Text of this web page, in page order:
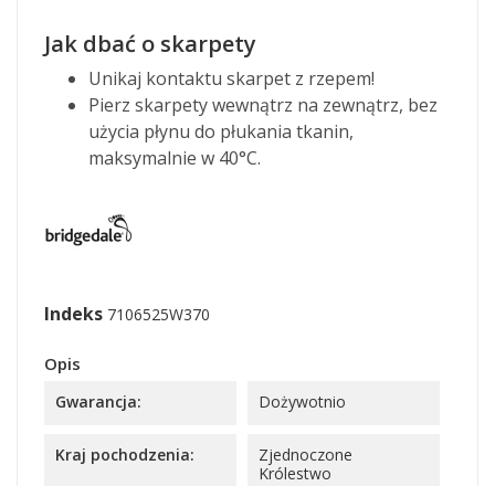
Jak dbać o skarpety
Unikaj kontaktu skarpet z rzepem!
Pierz skarpety wewnątrz na zewnątrz, bez
użycia płynu do płukania tkanin,
maksymalnie w 40°C.
Indeks 7106525W370
Opis
Gwarancja: Dożywotnio
Kraj pochodzenia:
Zjednoczone
Królestwo